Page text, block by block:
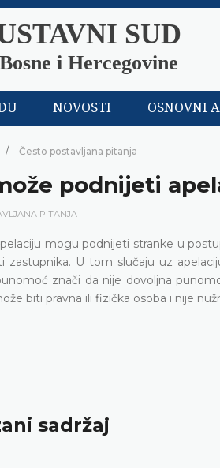
SUD
Bosne i Hercegovine
NOVOSTI OSNOVNI
Često postavljana pitanja
podnijeti
PITANJA
mogu podnijeti stranke u
zastupnika. U tom slučaju uz
znači da nije dovoljna
biti pravna ili fizička osoba i nije
sadržaj